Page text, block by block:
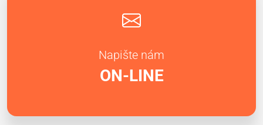
Napište nám
ON-LINE